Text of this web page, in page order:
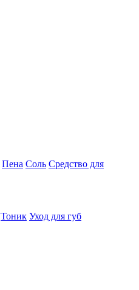
Пена Соль Средство для
Тоник Уход для губ